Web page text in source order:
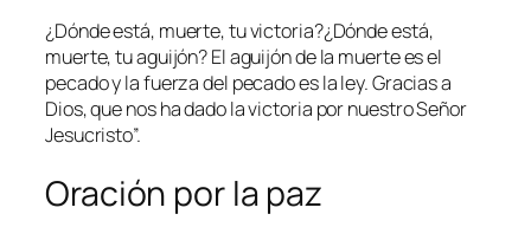
¿Dónde está, muerte, tu victoria?¿Dónde está,
muerte, tu aguijón? El aguijón de la muerte es el
pecado y la fuerza del pecado es la ley. Gracias a
Dios, que nos ha dado la victoria por nuestro Señor
Jesucristo”.
Oración por la paz